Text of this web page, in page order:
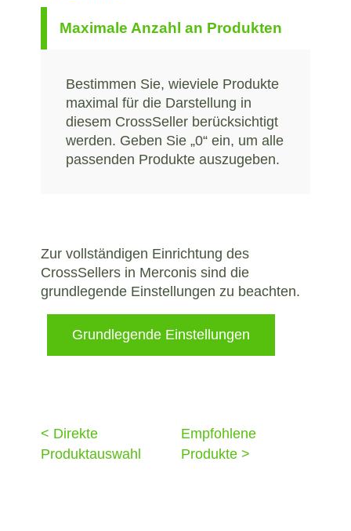
Maximale Anzahl an Produkten
Bestimmen Sie, wieviele Produkte
maximal für die Darstellung in
diesem CrossSeller berücksichtigt
werden. Geben Sie „0“ ein, um alle
passenden Produkte auszugeben.
Zur vollständigen Einrichtung des
CrossSellers in Merconis sind die
grundlegende Einstellungen zu beachten.
Grundlegende Einstellungen
< Direkte
Produktauswahl
Empfohlene
Produkte >